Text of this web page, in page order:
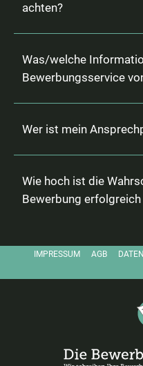
achten?
Was/welche
Bewerbungsservice
Wer ist mein
Wie hoch ist die
Bewerbung
FACEBOOK
IMPRESSUM AGB